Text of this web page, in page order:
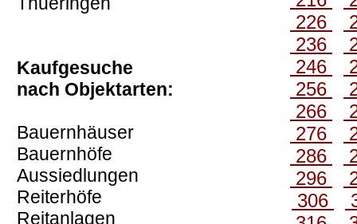
Kaufgesuche
nach Objektarten:
Bauernhäuser
Bauernhöfe
Aussiedlungen
Reiterhöfe
Reitanlagen
226
236
246
256
266
276
286
296
306